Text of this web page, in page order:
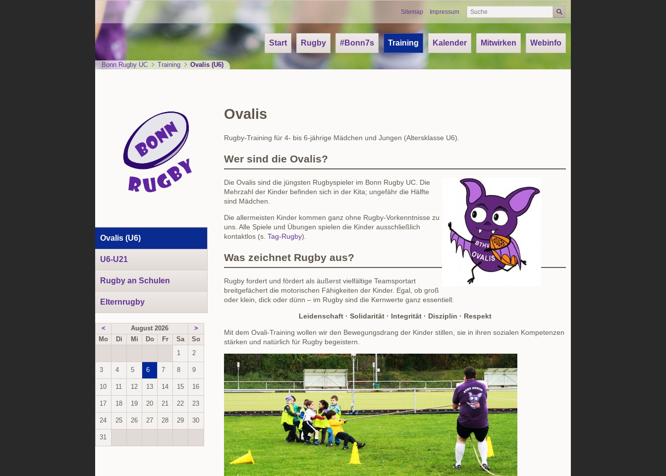
Skip
navigation
Sitemap Impressum
Navigation
überspringen
Start Rugby #Bonn7s Training Kalender Mitwirken Webinfo
Bonn Rugby UC Training Ovalis (U6)
Ovalis
Rugby-Training für 4- bis 6-jährige Mädchen und Jungen (Altersklasse U6).
Wer sind die Ovalis?
Die Ovalis sind die jüngsten Rugbyspieler im Bonn Rugby UC. Die
Mehrzahl der Kinder befinden sich in der Kita; ungefähr die Hälfte
sind Mädchen.
Die allermeisten Kinder kommen ganz ohne Rugby-Vorkenntnisse zu
uns. Alle Spiele und Übungen spielen die Kinder ausschließlich
kontaktlos (s. Tag-Rugby).
Was zeichnet Rugby aus?
Rugby fordert und fördert als äußerst vielfältige Teamsportart
breitgefächert die motorischen Fähigkeiten der Kinder. Egal, ob groß
oder klein, dick oder dünn – im Rugby sind die Kernwerte ganz essentiell:
Leidenschaft · Solidarität · Integrität · Disziplin · Respekt
Mit dem Ovali-Training wollen wir den Bewegungsdrang der Kinder stillen, sie in ihren sozialen Kompetenzen
stärken und natürlich für Rugby begeistern.
Navigation
überspringen
Ovalis (U6)
U6-U21
Rugby an Schulen
Elternrugby
< August 2026
>
Mo
Di Mi Do Fr Sa
So
1
2
3 4 5 6 7 8 9
10 11 12 13 14 15 16
17 18 19 20 21 22 23
24 25 26 27 28 29 30
31